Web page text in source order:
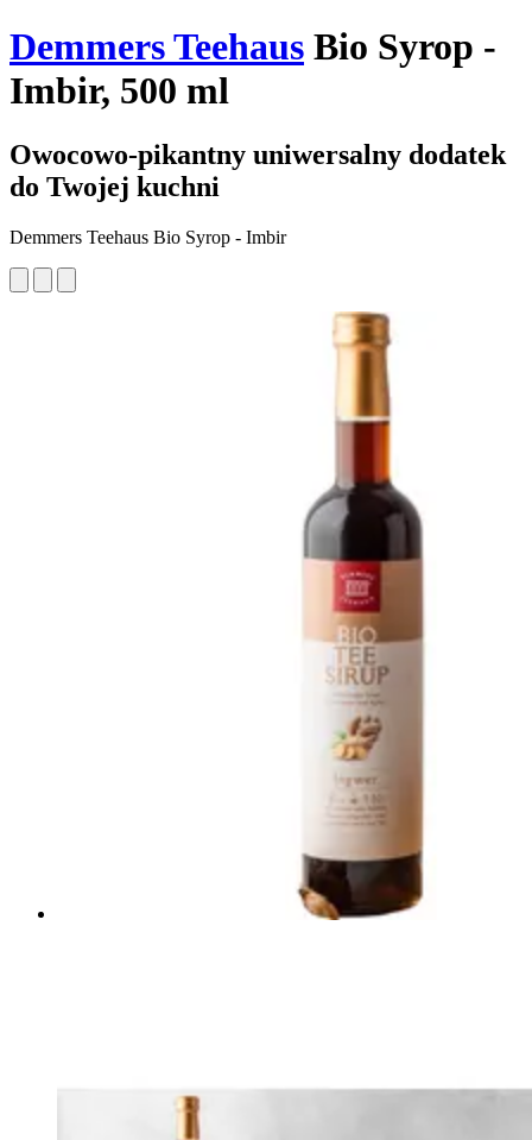
Demmers Teehaus Bio Syrop -
Imbir, 500 ml
Owocowo-pikantny uniwersalny dodatek
do Twojej kuchni
Demmers Teehaus Bio Syrop - Imbir